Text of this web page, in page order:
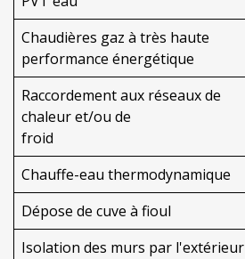
Chaudières gaz à très haute
performance énergétique
Raccordement aux réseaux de
chaleur et/ou de
froid
Chauffe-eau thermodynamique
Dépose de cuve à fioul
Isolation des murs par l'extérieur